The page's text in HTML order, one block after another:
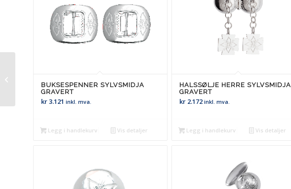
BUKSESPENNER SYLVSMIDJA
GRAVERT
kr3.121 inkl. mva.
Legg i handlekurv Vis detaljer
HALSSØLJE HERRE SYLVSMIDJA
GRAVERT
kr2.172 inkl. mva.
Legg i handlekurv Vis detaljer